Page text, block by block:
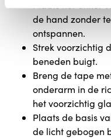
de hand zonder
ontspannen.
Strek voorzichtig
beneden buigt.
Breng de tape
onderarm in de
het voorzichtig
Plaats de basis
de licht gebogen